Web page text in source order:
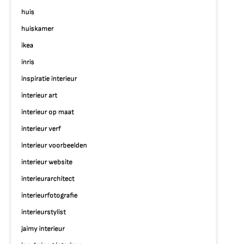
huis
huiskamer
ikea
inris
inspiratie interieur
interieur art
interieur op maat
interieur verf
interieur voorbeelden
interieur website
interieurarchitect
interieurfotografie
interieurstylist
jaimy interieur